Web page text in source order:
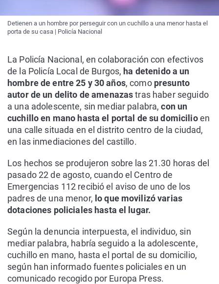
Detienen a un hombre por perseguir con un cuchillo a una menor hasta el
porta de su casa | Policía Nacional
La Policía Nacional, en colaboración con efectivos
de la Policía Local de Burgos, ha detenido a un
hombre de entre 25 y 30 años, como presunto
autor de un delito de amenazastras haber seguido
a una adolescente, sin mediar palabra, con un
cuchillo en mano hasta el portal de su domicilioen
una calle situada en el distrito centro de la ciudad,
en las inmediaciones del castillo.
Los hechos se produjeron sobre las 21.30 horas del
pasado 22 de agosto, cuando el Centro de
Emergencias 112 recibió el aviso de uno de los
padres de una menor, lo que movilizó varias
dotaciones policiales hasta el lugar.
Según la denuncia interpuesta, el individuo, sin
mediar palabra, habría seguido a la adolescente,
cuchillo en mano, hasta el portal de su domicilio,
según han informado fuentes policiales en un
comunicado recogido por Europa Press.